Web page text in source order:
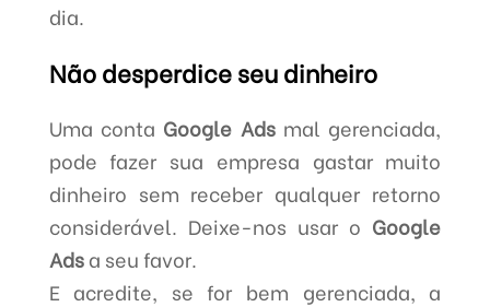
dia.
Não desperdice seu dinheiro
Uma conta Google Adsmal gerenciada,
pode fazer sua empresa gastar muito
dinheiro sem receber qualquer retorno
considerável. Deixe-nos usar o Google
Adsa seu favor.
E acredite, se for bem gerenciada, a